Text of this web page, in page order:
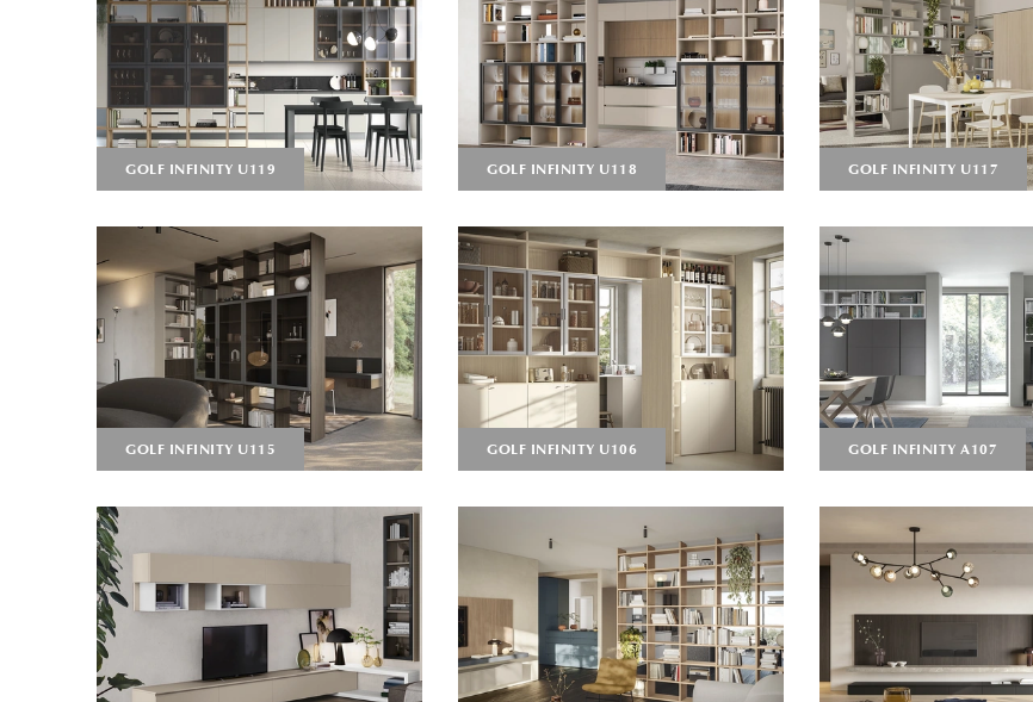
GOLF INFINITY U119 GOLF INFINITY U118 GOLF INFINITY U117
GOLF INFINITY U115 GOLF INFINITY U106 GOLF INFINITY A107